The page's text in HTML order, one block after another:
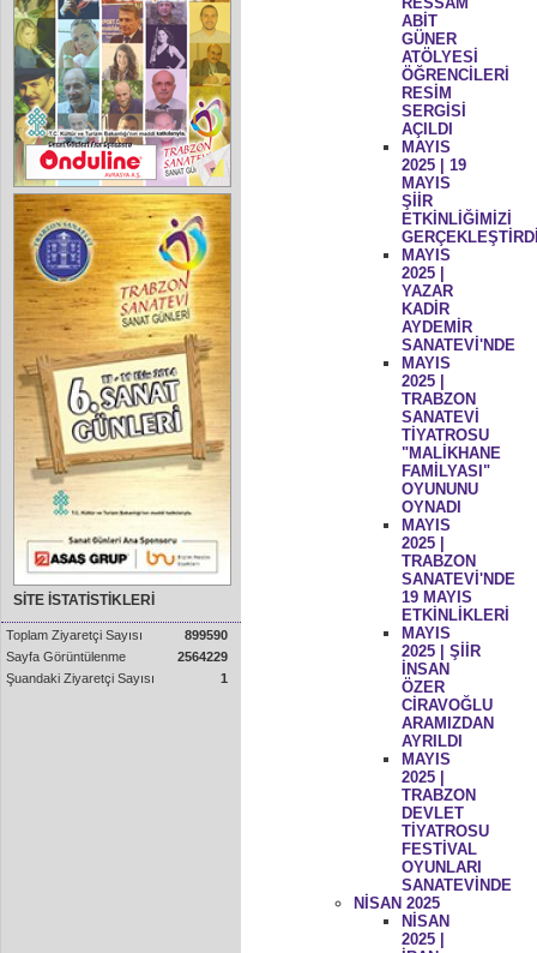
SİTE İSTATİSTİKLERİ
Toplam Ziyaretçi Sayısı
899590
Sayfa Görüntülenme
2564229
Şuandaki Ziyaretçi Sayısı
1
ABİT
GÜNER
ATÖLYESİ
ÖĞRENCİLERİ
RESİM
SERGİSİ
AÇILDI
MAYIS
2025 | 19
MAYIS
ŞİİR
ETKİNLİĞİMİZİ
MAYIS
2025 |
YAZAR
KADİR
AYDEMİR
SANATEVİ'NDE
MAYIS
2025 |
TRABZON
SANATEVİ
TİYATROSU
"MALİKHANE
FAMİLYASI"
OYUNUNU
OYNADI
MAYIS
2025 |
TRABZON
SANATEVİ'NDE
19 MAYIS
ETKİNLİKLERİ
MAYIS
2025 | ŞİİR
İNSAN
ÖZER
CİRAVOĞLU
ARAMIZDAN
AYRILDI
MAYIS
2025 |
TRABZON
DEVLET
TİYATROSU
FESTİVAL
OYUNLARI
SANATEVİNDE
NİSAN 2025
NİSAN
2025 |